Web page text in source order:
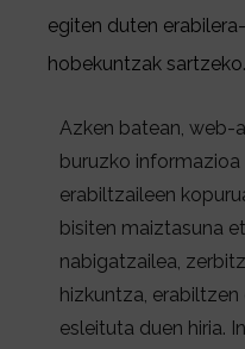
egiten duten
hobekuntzak sartzeko.
Azken batean, web-
buruzko
erabiltzaileen
bisiten maiztasuna
nabigatzailea,
hizkuntza,
esleituta duen hiria.